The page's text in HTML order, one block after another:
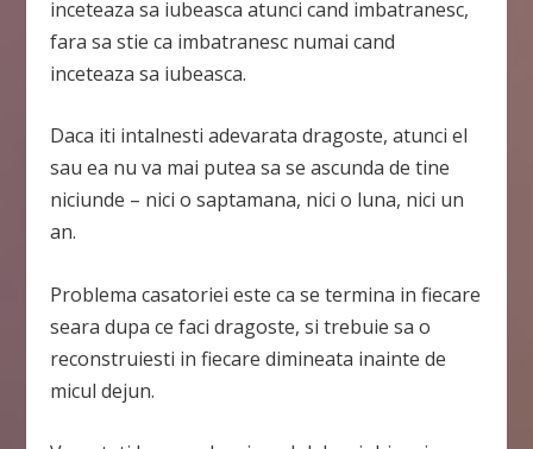
inceteaza sa iubeasca atunci cand imbatranesc,
fara sa stie ca imbatranesc numai cand
inceteaza sa iubeasca.
Daca iti intalnesti adevarata dragoste, atunci el
sau ea nu va mai putea sa se ascunda de tine
niciunde – nici o saptamana, nici o luna, nici un
an.
Problema casatoriei este ca se termina in fiecare
seara dupa ce faci dragoste, si trebuie sa o
reconstruiesti in fiecare dimineata inainte de
micul dejun.